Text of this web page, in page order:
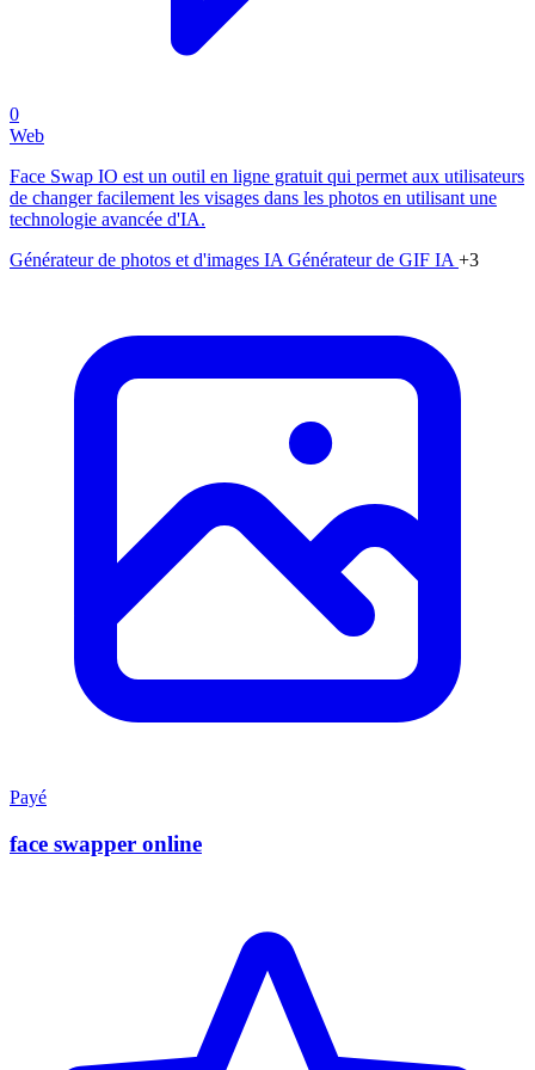
0
Web
Face Swap IO est un outil en ligne gratuit qui permet aux utilisateurs
de changer facilement les visages dans les photos en utilisant une
technologie avancée d'IA.
Générateur de photos et d'images IA Générateur de GIF IA +3
Payé
face swapper online